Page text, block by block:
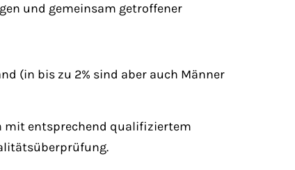
und gemeinsam getroffener
(in bis zu 2% sind aber auch Männer
mit entsprechend qualifiziertem